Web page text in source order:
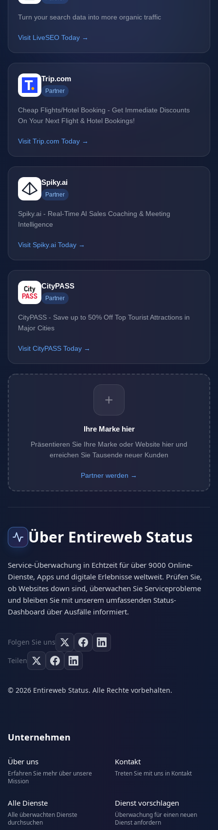
Turn your search data into more organic traffic
Visit LiveSEO Today →
Trip.com
Partner
Cheap Flights/Hotel Booking - Get Immediate Discounts
On Your Next Flight & Hotel Bookings!
Visit Trip.com Today →
Spiky.ai
Partner
Spiky.ai - Real-Time AI Sales Coaching & Meeting
Intelligence
Visit Spiky.ai Today →
CityPASS
Partner
CityPASS - Save up to 50% Off Top Tourist Attractions in
Major Cities
Visit CityPASS Today →
+
Ihre Marke hier
Präsentieren Sie Ihre Marke oder Website hier und
erreichen Sie Tausende neuer Kunden
Partner werden →
Über Entireweb Status
Service-Überwachung in Echtzeit für über 9000 Online-
Dienste, Apps und digitale Erlebnisse weltweit. Prüfen Sie,
ob Websites down sind, überwachen Sie Serviceprobleme
und bleiben Sie mit unserem umfassenden Status-
Dashboard über Ausfälle informiert.
Folgen Sie uns
Teilen
© 2026 Entireweb Status. Alle Rechte vorbehalten.
Unternehmen
Über uns
Erfahren Sie mehr über unsere
Mission
Kontakt
Treten Sie mit uns in Kontakt
Alle Dienste
Alle überwachten Dienste
durchsuchen
Dienst vorschlagen
Überwachung für einen neuen
Dienst anfordern